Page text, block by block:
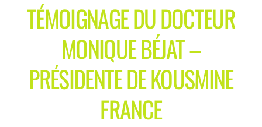
TÉMOIGNAGE DU DOCTEUR
MONIQUE BÉJAT –
PRÉSIDENTE DE KOUSMINE
FRANCE